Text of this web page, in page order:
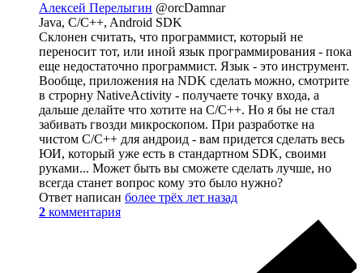
Алексей Перелыгин @orcDamnar
Java, C/C++, Android SDK
Склонен считать, что программист, который не
переносит тот, или иной язык программирования - пока
еще недостаточно программист. Язык - это инструмент.
Вообще, приложения на NDK сделать можно, смотрите
в строрну NativeActivity - получаете точку входа, а
дальше делайте что хотите на C/C++. Но я бы не стал
забивать гвозди микроскопом. При разработке на
чистом С/C++ для андроид - вам придется сделать весь
ЮИ, который уже есть в стандартном SDK, своими
руками... Может быть вы сможете сделать лучше, но
всегда станет вопрос кому это было нужно?
Ответ написан более трёх лет назад
2 комментария